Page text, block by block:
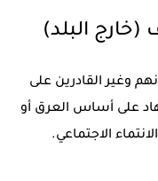
وغير القادرين على
على أساس العرق أو
الاجتماعي.